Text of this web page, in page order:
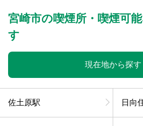
宮崎市の喫煙所・喫煙可
す
現在地から探す
佐土原駅 日向